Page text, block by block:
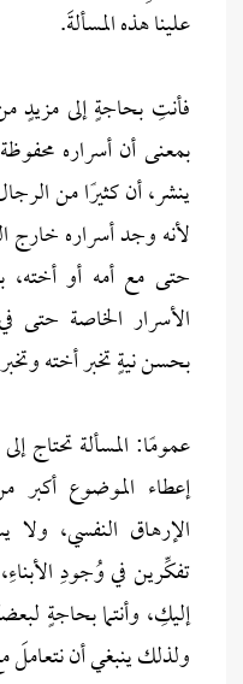
علينا هذه المسألةَ.
فأنتِ بحاجةٍ إلى مزيدٍ
بمعنى أن أسراره
ينشر، أن كثيرًا من
لأنه وجد أسراره خارج
حتى مع أمه أو
الأسرار الخاصة حتى
بحسن نيةٍ تخبر أخته
عمومًا: المسألة تحتاج
إعطاء الموضوع
الإرهاق النفسي،
تفكِّرين في وُجودِ
إليكِ، وأنتما بحاجةٍ
ولذلك ينبغي أن نتعاملَ